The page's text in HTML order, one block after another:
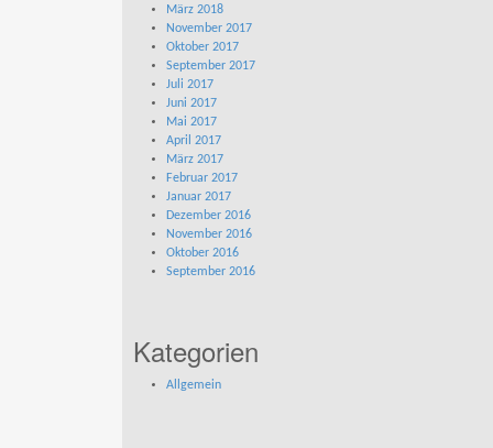
März 2018
November 2017
Oktober 2017
September 2017
Juli 2017
Juni 2017
Mai 2017
April 2017
März 2017
Februar 2017
Januar 2017
Dezember 2016
November 2016
Oktober 2016
September 2016
Kategorien
Allgemein